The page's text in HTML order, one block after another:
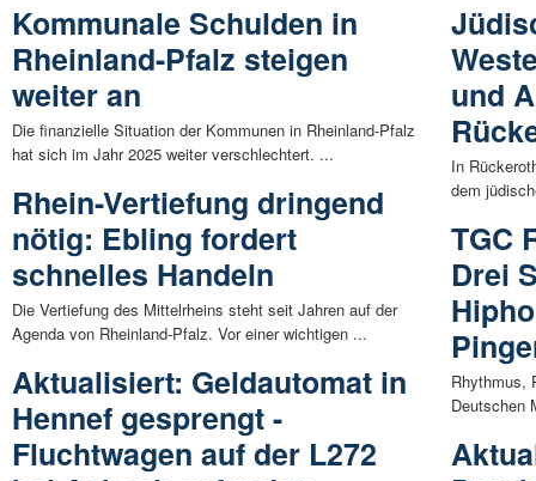
Kommunale Schulden in
Rheinland-Pfalz steigen
weiter an
Die finanzielle Situation der Kommunen in Rheinland-Pfalz
hat sich im Jahr 2025 weiter verschlechtert. ...
Rhein-Vertiefung dringend
nötig: Ebling fordert
schnelles Handeln
Die Vertiefung des Mittelrheins steht seit Jahren auf der
Agenda von Rheinland-Pfalz. Vor einer wichtigen ...
Aktualisiert: Geldautomat in
Hennef gesprengt -
Fluchtwagen auf der L272
und
In
dem
TGC
Drei
Rhythmus,
Deutschen